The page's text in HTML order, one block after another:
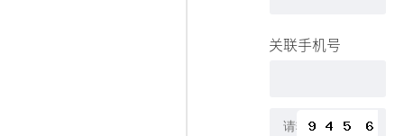
关联手机号